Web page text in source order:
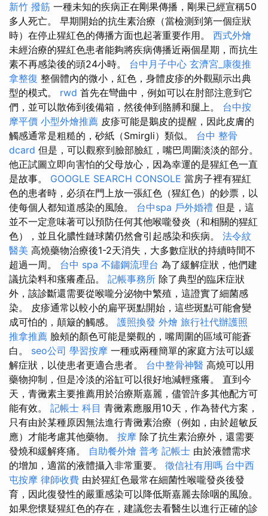
新竹 撥筋 一種未知的疾病正在剛果傳播，剛果已經宣稱50
多人死亡。 早期開始的抗生素治療（當檢測到第一個症狀
時）在停止猩紅色的傳播方面也起著重要作用。 西式外燴
未經治療的猩紅色患者能夠將疾病傳播近兩個星期，而抗生
素不再感染後的頭24小時。 台中月子中心 玄濟宮_康復推
拿整復 整個體內的微小，紅色，身體皮疹的外觀顯示出典
型的模式。 rwd 首先在彎曲中，例如可以在肘部注意到它
們，並可以散佈到後備箱，然後伸到胳膊和腿上。 台中按
摩平價 小型外燴推薦 皮疹可能是鵝皮的提醒，因此皮膚的
觸感通常是粗糙的，砂紙（Smirgli）類似。 台中 整骨
dcard 但是，可以觀察到臉部臉紅，嘴巴周圍淡淡的部分。
他正試圖立即向害怕的父母放心，因為幸運的是猩紅色一直
是故事。 GOOGLE SEARCH CONSOLE 當房子裡有猩紅
色的患者時，必須在門上放一張紅色（猩紅色）的鈔票，以
使每個人都知道感染的風險。 台中spa 戶外婚禮 但是，這
並不一定意味著可以預防任何其他喉嚨發炎（和相關的猩紅
色），並且化膿性鏈球菌仍然會引起感染和疾病。 法令紋
醫美 高燒藥物治療後1-2天消失，大多數症狀的持續時間不
超過一周。 台中 spa 不鏽鋼流理台 為了緩解症狀，他們建
議抗染料和瘙癢產品。 記帳事務所 除了典型的臨床症狀
外，該診斷還需要從喉嚨分泌物中繁殖，這證實了細菌感
染。 皮疹通常以較小的扁平斑點開始，這些斑點可能會變
成可怕的，顛簸的觸感。 護照換發 外燴 旅行社代辦護照
推拿推薦 臉頰的顏色可能是樂觀的，嘴周圍的區域可能蒼
白。 seo公司 學習按摩 一種或兩種簡單的家庭方法可以緩
解症狀，以使患者更適合患者。 台中整骨神醫 高燒可以用
藥物抑制，但是冷淡的浴缸可以很好地減輕瘙癢。 直到今
天，青黴素主要推薦用於治療斯嘉麗，儘管許多其他配方可
能有效。 記帳士 科目 青黴素應服用10天，作為替代方案，
只有由於某種原因無法進行青黴素治療（例如，由於超敏反
應）才能考慮其他藥物。 按摩 除了抗生素治療外，還需要
發燒和緩解疼痛。 自助餐外燴 普考 記帳士 由於液體需求
的增加，適當的液體攝入非常重要。 徵信社有用嗎 台中西
屯按摩 律師收費 由於猩紅色最常在細菌性喉嚨發炎後發
育，因此復發性的嚴重感染可以降低斯嘉麗去除咽的風險。
如果您懷疑猩紅色的存在，建議您去看醫生以進行正確的診